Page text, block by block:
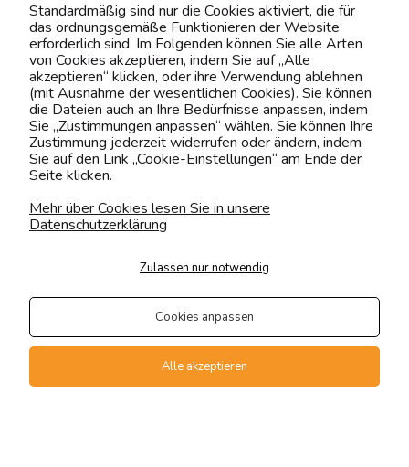
Kontaktiere uns!
0151 12200811
shop@yourhouse24.eu
Mo. - Fr. 07:00-15:00
Transportarten
Der Versand erfolgt per
private Spedition
Geprüfte Präsenz
Zahlungsmethoden
Standardmäßig sind nur die Cookies aktiviert, die für
das ordnungsgemäße Funktionieren der Website
erforderlich sind. Im Folgenden können Sie alle Arten
von Cookies akzeptieren, indem Sie auf „Alle
akzeptieren“ klicken, oder ihre Verwendung ablehnen
(mit Ausnahme der wesentlichen Cookies). Sie können
die Dateien auch an Ihre Bedürfnisse anpassen, indem
Sie „Zustimmungen anpassen“ wählen. Sie können Ihre
Zustimmung jederzeit widerrufen oder ändern, indem
Sie auf den Link „Cookie-Einstellungen“ am Ende der
Seite klicken.
Mehr über Cookies lesen Sie in unsere
Datenschutzerklärung
Zulassen nur notwendig
Cookies anpassen
Alle akzeptieren